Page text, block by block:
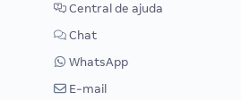
Central de ajuda
Chat
WhatsApp
E-mail